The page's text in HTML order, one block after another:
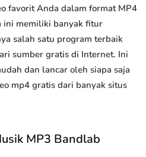
favorit Anda dalam format MP4
ini memiliki banyak fitur
salah satu program terbaik
sumber gratis di Internet. Ini
dan lancar oleh siapa saja
mp4 gratis dari banyak situs
MP3 Bandlab